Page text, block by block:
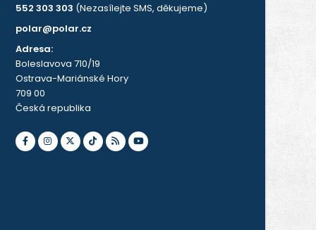
552 303 303 (Nezasílejte SMS, děkujeme)
polar@polar.cz
Adresa:
Boleslavova 710/19
Ostrava-Mariánské Hory
709 00
Česká republika